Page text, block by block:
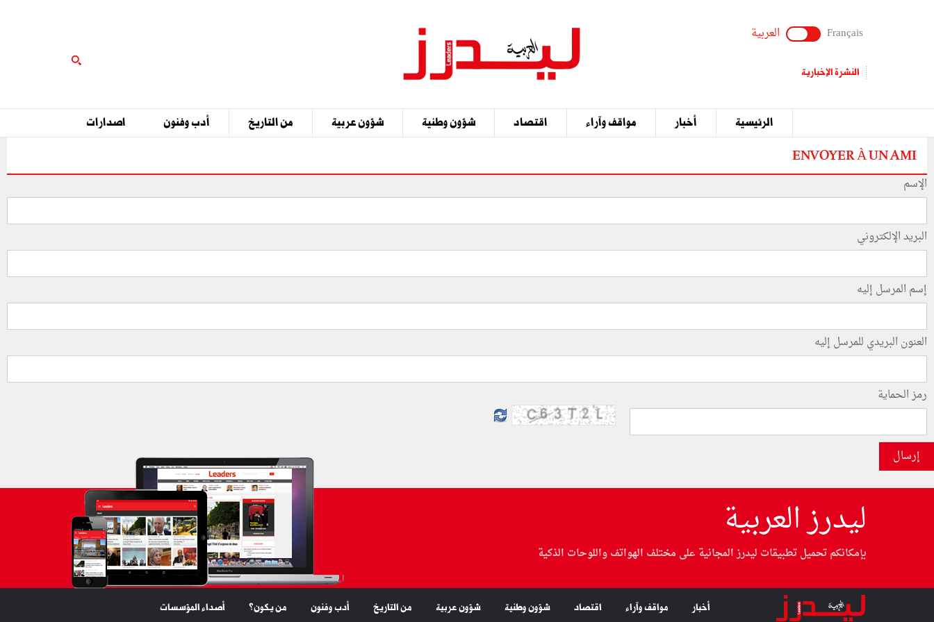
Français العربية
النشرة الإخبارية
الرئيسية أخبار مواقف وآراء اقتصاد شؤون وطنية شؤون عربية من التاريخ أدب وفنون اصدارات
ENVOYER À UN AMI
الإسم
البريد الإلكتروني
إسم المرسل إليه
العنون البريدي للمرسل إليه
رمز الحماية
إرسال
ليدرز العربية
بإمكانكم تحميل تطبيقات ليدرز المجانية على مختلف الهواتف واللوحات الذكية
أخبار مواقف وآراء اقتصاد شؤون وطنية شؤون عربية من التاريخ أدب وفنون من يكون؟ أصداء المؤسسات